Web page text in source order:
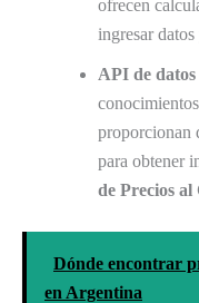
ofrecen
ingresar
API de datos
proporcionan
para obtener
de Precios
Dónde encontrar
en Argentina